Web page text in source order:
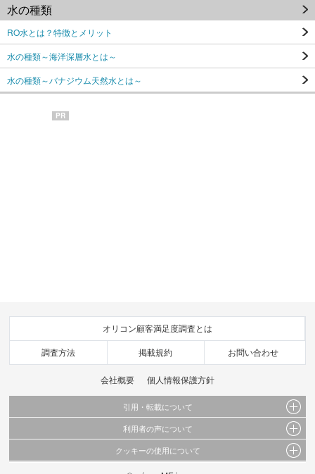
水の種類
RO水とは？特徴とメリット
水の種類～海洋深層水とは～
水の種類～バナジウム天然水とは～
PR
オリコン顧客満足度調査とは
調査方法 掲載規約 お問い合わせ
会社概要 個人情報保護方針
引用・転載について
当サイトで公開されている情報（文字、写真、イラスト、画像データ等）及びこれらの配
置・編集および構造などについての著作権は株式会社oricon MEに帰属しております。
これらの情報を権利者の許可なく無断転載・複製などの二次利用を行うことは固く禁じて
利用者の声について
当サイトに掲載している内容はすべてサービスの利用者が提出された見解・感想です。
クッキーの使用について